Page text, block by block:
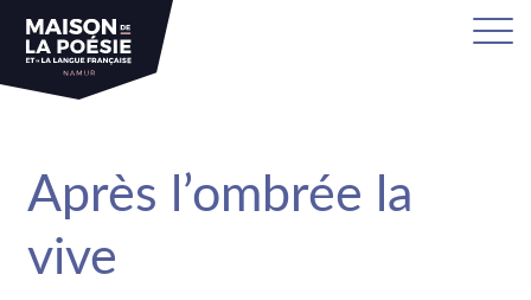
Après l’ombrée la
vive